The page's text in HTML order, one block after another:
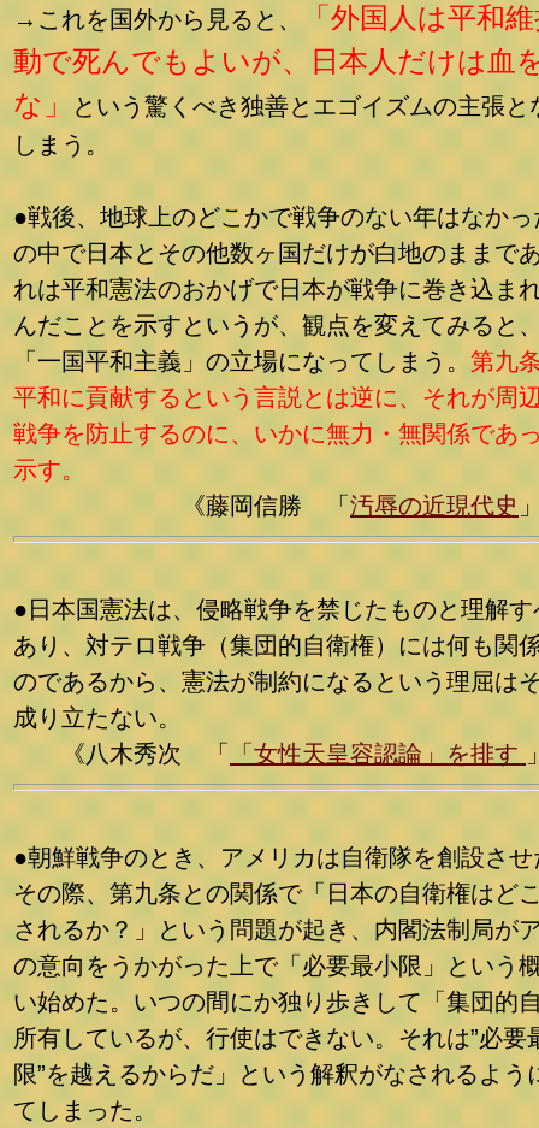
→これを国外から見ると、
「外国人は平和
動で死んでもよいが、日本人だけは血
な」
という驚くべき独善とエゴイズムの主張と
しまう。
●戦後、地球上のどこかで戦争のない年はなかっ
の中で日本とその他数ヶ国だけが白地のままで
れは平和憲法のおかげで日本が戦争に巻き込ま
んだことを示すというが、観点を変えてみると
「一国平和主義」の立場になってしまう。 第九
平和に貢献するという言説とは逆に、それが周
戦争を防止するのに、いかに無力・無関係であ
示す。
《藤岡信勝 「 汚辱の近現代史
●日本国憲法は、侵略戦争を禁じたものと理解す
あり、対テロ戦争（集団的自衛権）には何も関
のであるから、憲法が制約になるという理屈は
成り立たない。
《八木秀次 「
「女性天皇容認論」を排す
●朝鮮戦争のとき、アメリカは自衛隊を創設させ
その際、第九条との関係で「日本の自衛権はど
されるか？」という問題が起き、内閣法制局が
の意向をうかがった上で「必要最小限」という
い始めた。いつの間にか独り歩きして「集団的
所有しているが、行使はできない。それは”必要
限”を越えるからだ」という解釈がなされるよう
てしまった。